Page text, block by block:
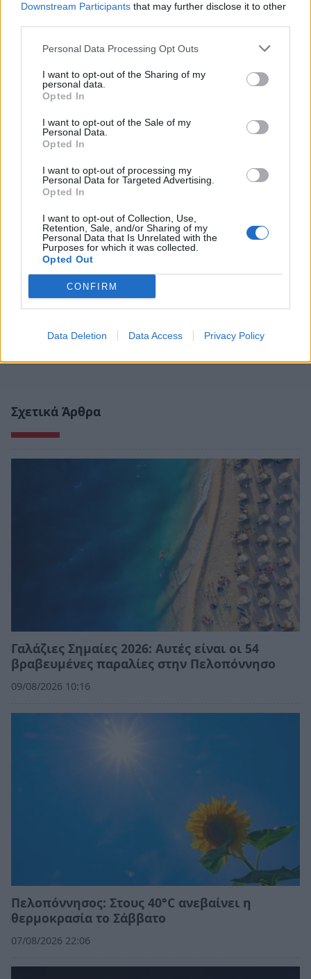
Downstream Participants that may further disclose it to other
Personal Data Processing Opt Outs
I want to opt-out of the Sharing of my
personal data.
Opted In
I want to opt-out of the Sale of my
Personal Data.
Opted In
I want to opt-out of processing my
Personal Data for Targeted Advertising.
Opted In
I want to opt-out of Collection, Use,
Retention, Sale, and/or Sharing of my
Personal Data that Is Unrelated with the
Purposes for which it was collected.
Opted Out
CONFIRM
Data Deletion Data Access Privacy Policy
Σχετικά Άρθρα
Γαλάζιες Σημαίες 2026: Αυτές είναι οι 54
βραβευμένες παραλίες στην Πελοπόννησο
09/08/2026 10:16
Πελοπόννησος: Στους 40°C ανεβαίνει η
θερμοκρασία το Σάββατο
07/08/2026 22:06